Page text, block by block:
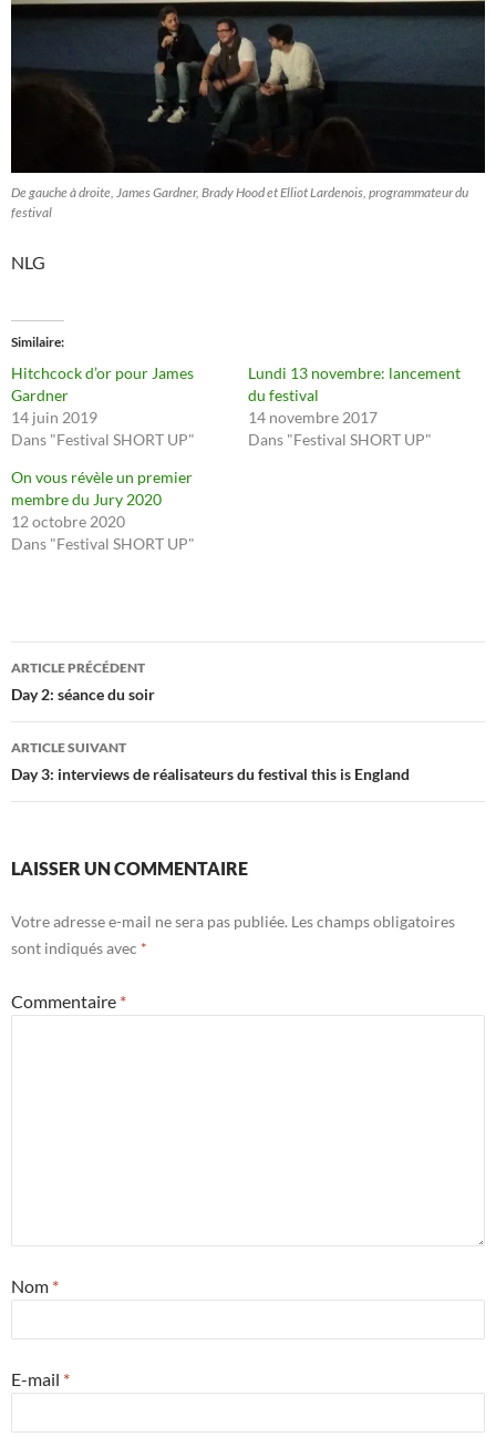
De gauche à droite, James Gardner, Brady Hood et Elliot Lardenois, programmateur du
festival
NLG
Similaire
Hitchcock d’or pour James
Gardner
14 juin 2019
Dans "Festival SHORT UP"
Lundi 13 novembre: lancement
du festival
14 novembre 2017
Dans "Festival SHORT UP"
On vous révèle un premier
membre du Jury 2020
12 octobre 2020
Dans "Festival SHORT UP"
Navigation
des
articles
ARTICLE PRÉCÉDENT
Day 2: séance du soir
ARTICLE SUIVANT
Day 3: interviews de réalisateurs du festival this is England
LAISSER UN COMMENTAIRE
Votre adresse e-mail ne sera pas publiée. Les champs obligatoires
sont indiqués avec *
Commentaire *
Nom *
E-mail *